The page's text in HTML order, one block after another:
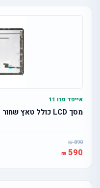
אייפד פרו 11
מסך LCD כולל טאץ שחור לאייפד פרו 11 2018 & 2020
890
590